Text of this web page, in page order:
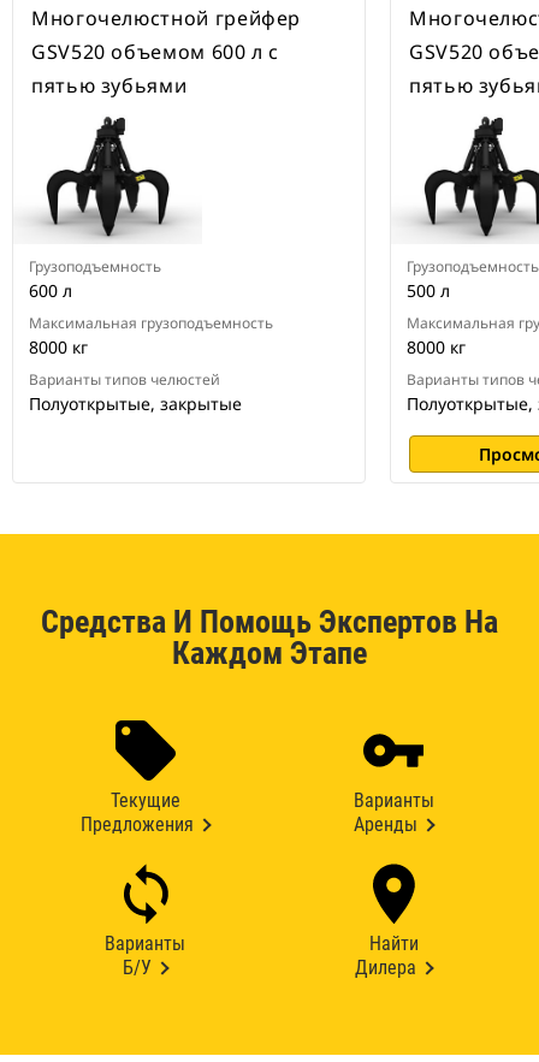
Многочелюстной грейфер
GSV520 объемом 600 л с
пятью зубьями
Грузоподъемность
600 л
Максимальная грузоподъемность
8000 кг
Варианты типов челюстей
Полуоткрытые, закрытые
GSV520
пятью
Грузоподъемность
500 л
Максимальная
8000 кг
Варианты типов
Средства И Помощь Экспертов На
Каждом Этапе
Текущие
Предложения
Варианты
Аренды
Варианты
Б/У
Найти
Дилера